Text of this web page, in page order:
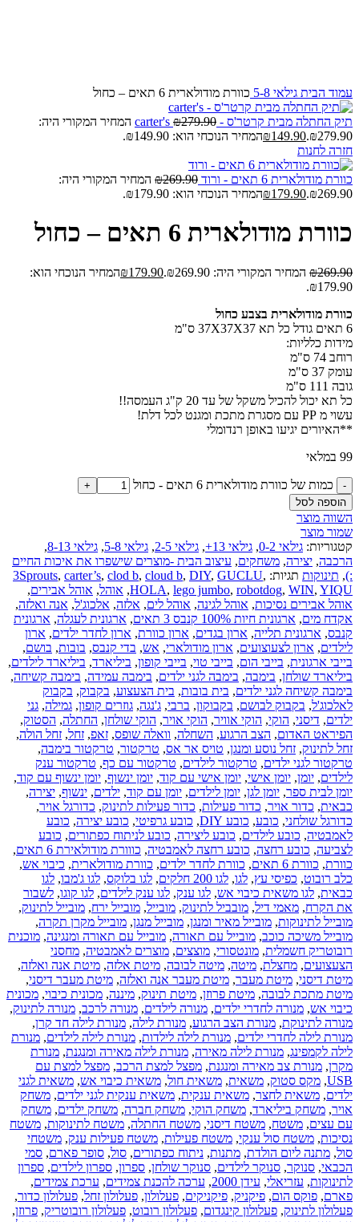
עמוד הבית גילאי 5-8 כוורת מודולארית 6 תאים – כחול
תיק החתלה מבית קרטר'ס - carter's ₪279.90
המחיר המקורי היה:
₪279.90.
₪149.90
המחיר הנוכחי הוא: ₪149.90.
חזרה לחנות
כוורת מודולארית 6 תאים - ורוד ₪269.90
המחיר המקורי היה:
₪269.90.
₪179.90 המחיר הנוכחי הוא: ₪179.90.
כוורת מודולארית 6 תאים – כחול
₪269.90 המחיר המקורי היה: ₪269.90. ₪179.90
המחיר הנוכחי הוא:
₪179.90.
כוורת מודולארית בצבע כחול
6 תאים גודל כל תא 37X37X37 ס"מ
מידות כלליות:
רוחב 74 ס"מ
עומק 37 ס"מ
גובה 111 ס"מ
כל תא יכול להכיל משקל של עד 20 ק"ג העמסה!!
עשוי מ PP עם מסגרת מתכת ומגנט לכל דלת!
**האיורים יגיעו באופן רנדומלי
99 במלאי
כמות של כוורת מודולארית 6 תאים - כחול
הוספה לסל
השווה מוצר
שמור מוצר
קטגוריות: גילאי 0-2 , גילאי 13+ , גילאי 2-5 , גילאי 5-8 , גילאי 8-13
,
הרכבה, יצירה, משחקים, עיצוב הבית -מוצרים שישפרו את איכות החיים
:)
, תינוקות תגיות: 3Sprouts, carter’s, clod b, cloud b, DIY, GUCLU,
HOLA, lego jumbo, robotdog, WIN, YIQU
, אוהל, אוהל אבירים,
אוהל אבירים נסיכות, אוהל לגינה, אוהל לים, אלזה, אלכוג'ל, אנה ואלזה,
אקדח מים, ארגונית חיות 100% קנבס 3 תאים , ארגונית לעגלה, ארגונית
קנבס, ארגונית תלייה, ארון בגדים, ארון כוורת, ארון לחדר ילדים, ארון
לילדים, ארון לצעוצועים, ארון מודולארי, אש, בדי קנבס, בובות, בושם,
בייבי ארגונית, בייבי הום, בייבי טוי, בייבי קופון, ביליארד, ביליארד לילדים,
ביליארד שולחן, בימבה, בימבה לגני ילדים, בימבה עמידה, בימבה קשיחה,
בימבה קשיחה לגני ילדים, בית בובות, בית הצעצוע, בקבוק, בקבוק
לאלכוג'ל, בקבוק לבושם, בקבוקון, ברבי, ג'נגה, גוזרים קופון, גמילה, גני
ילדים, דיסני, הוקי, הוקי אוויר, הוקי אויר, הוקי שולחן, החתלה, הסטוק,
הפיראט האדום, הצב הרגוע, השחלה, וואלה שופס, זאפ, זחל, זחל הולה,
זחל לתינוק, זחל נוסע ומנגן, טויס אר אס, טרקטור, טרקטור בימבה,
טרקטור לגני ילדים, טרקטור לילדים, טרקטור עם כף, טרקטור ענק
לילדים, יומן, יומן אישי, יומן אישי עם קוד, יומן ינשוף, יומן ינשוף עם קוד,
יומן לבית ספר, יומן לגן, יומן לילדים, יומן עם קוד, ילדים, ינשוף, יצירה,
כבאית, כדור אויר, כדור פעילות, כדור פעילות לתינוק, כדורגל אויר,
כדורגל שולחני, כובע, כובע DIY , כובע גרפיטי, כובע יצירה, כובע
לאמבטיה, כובע לילדים, כובע ליצירה, כובע לניתוח כפתורים, כובע
לצביעה, כובע רחצה, כובע רחצה לאמבטיה, כווורת מודולאירת 6 תאים
,
כוורת, כוורת 6 תאים , כוורת לחדר ילדים, כוורת מודולארית, כיבוי אש,
כלב רובוט, כפיסי עץ, לגו, לגו 200 חלקים , לגו בלוקס, לגו ג'מבו, לגו
כבאית, לגו משאית כיבוי אש, לגו ענק, לגו ענק לילדים, לגו קוגו, לשבור
את הקרח, מאמי דיל, מובביל לתינוק, מובייל, מובייל ירח, מובייל לתינוק,
מובייל לתינוקות, מובייל מאיר ומנגן, מובייל מנגן, מובייל מקרן תקרה,
מובייל משיכה כוכב, מובייל עם תאורה, מובייל עם תאורה ומנגינה, מוכנית
רובוטריק חשמלית, מונטסורי, מוצצים, מוצרים לאמבטיה, מחסני
הצעצועים, מחצלת, מיטה, מיטה לבובה, מיטת אלזה, מיטת אנה ואלזה,
מיטת דיסני, מיטת מעבר, מיטת מעבר אנה ואלזה, מיטת מעבר דיסני,
מיטת מתכת לבובה, מיטת פרוזן, מיטת תינוק, מיננה, מכונית כיבוי, מכונית
כיבוי אש, מנורה לחדרי ילדים, מנורה לילדים, מנורה לרכב, מנורה לתינוק,
מנורה לתינוקת, מנורת הצב הרגוע, מנורת לילה, מנורת לילה חד קרן,
מנורת לילה לחדרי ילדים, מנורת לילה לילדות, מנורת לילה לילדים, מנורת
לילה לקמפינג, מנורת לילה מאירה, מנורת לילה מאירה ומנגנת, מנורת
מקרן, מנורת צב מאירה ומנגנת, מפצל למצת הרכב, מפצל למצת עם
USB
, מקס סטוק, משאית, משאית חול, משאית כיבוי אש, משאית לגני
ילדים, משאית לחצר, משאית ענקית, משאית ענקית לגני ילדים, משחק
אויר, משחק ביליארד, משחק הוקי, משחק חברה, משחק ילדים, משחק
עם עצים, משטח, משטח דיסני, משטח החתלה, משטח לתינוקות, משטח
נסיכות, משטח סול ענקי, משטח פעילות, משטח פעילות ענק, משטחי
סול, מתנה ליום הולדת, מתנות, ניתוח כפתורים, סול, סופר פארם, סמי
הכבאי, סנוקר, סנוקר לילדים, סנוקר שולחן, ספרון, ספרון לילדים, ספרון
לתינוקות, עזריאלי, עידן 2000 , ערכה להכנת צמידים, ערכת צמידים,
פארם, פוקס הום, פיקניק, פיקניקים, פעלולון, פעלולון זחל, פעלולון כדור,
פעלולון לתינוק, פעלולון קינגדום, פעלולון רובוט, פעלולון רובוטריק, פרוזן,